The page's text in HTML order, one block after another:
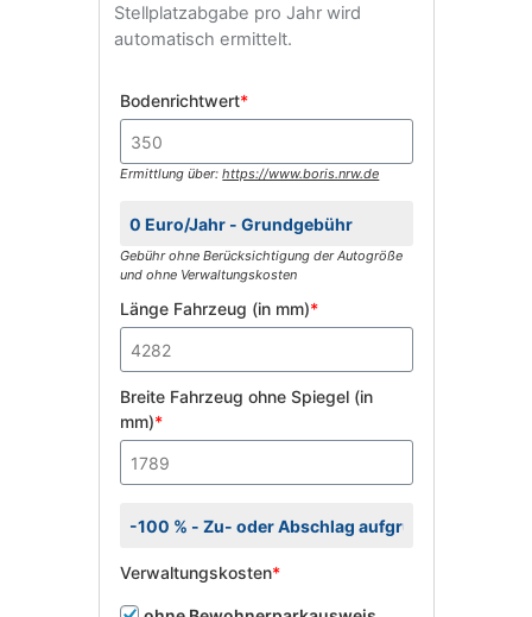
Stellplatzabgabe pro Jahr wird
automatisch ermittelt.
Bodenrichtwert*
Ermittlung über:https://www.boris.nrw.de
Gebühr ohne Berücksichtigung der Autogröße
und ohne Verwaltungskosten
Länge Fahrzeug (in mm)*
Breite Fahrzeug ohne Spiegel (in
mm)*
Verwaltungskosten*